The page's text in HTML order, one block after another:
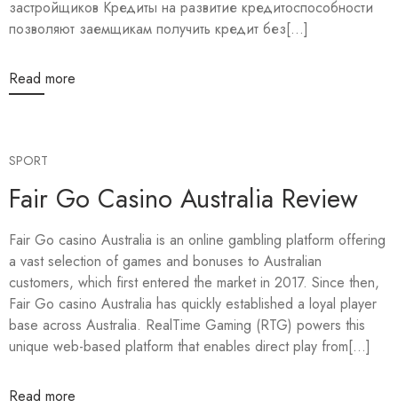
застройщиков Кредиты на развитие кредитоспособности
позволяют заемщикам получить кредит без[...]
Read more
SPORT
Fair Go Casino Australia Review
Fair Go casino Australia is an online gambling platform offering
a vast selection of games and bonuses to Australian
customers, which first entered the market in 2017. Since then,
Fair Go casino Australia has quickly established a loyal player
base across Australia. RealTime Gaming (RTG) powers this
unique web-based platform that enables direct play from[...]
Read more